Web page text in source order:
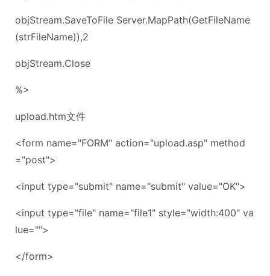
objStream.SaveToFile Server.MapPath(GetFileName
(strFileName)),2
objStream.Close
%>
upload.htm文件
<form name="FORM" action="upload.asp" method
="post">
<input type="submit" name="submit" value="OK">
<input type="file" name="file1" style="width:400" va
lue="">
</form>